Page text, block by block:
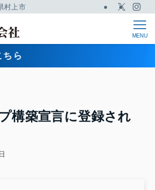
村上市
MENU
構築宣言に登録され